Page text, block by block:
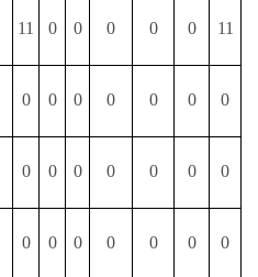
11 0 0 0 0 0 11
0 0 0 0 0 0 0
0 0 0 0 0 0 0
0 0 0 0 0 0 0